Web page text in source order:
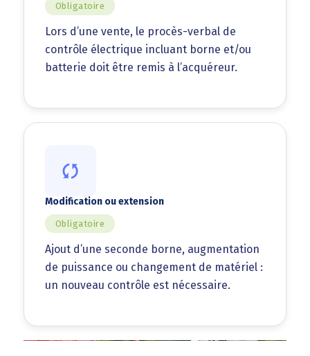
Obligatoire
Lors d’une vente, le procès-verbal de
contrôle électrique incluant borne et/ou
batterie doit être remis à l’acquéreur.
Modification ou extension
Obligatoire
Ajout d’une seconde borne, augmentation
de puissance ou changement de matériel :
un nouveau contrôle est nécessaire.